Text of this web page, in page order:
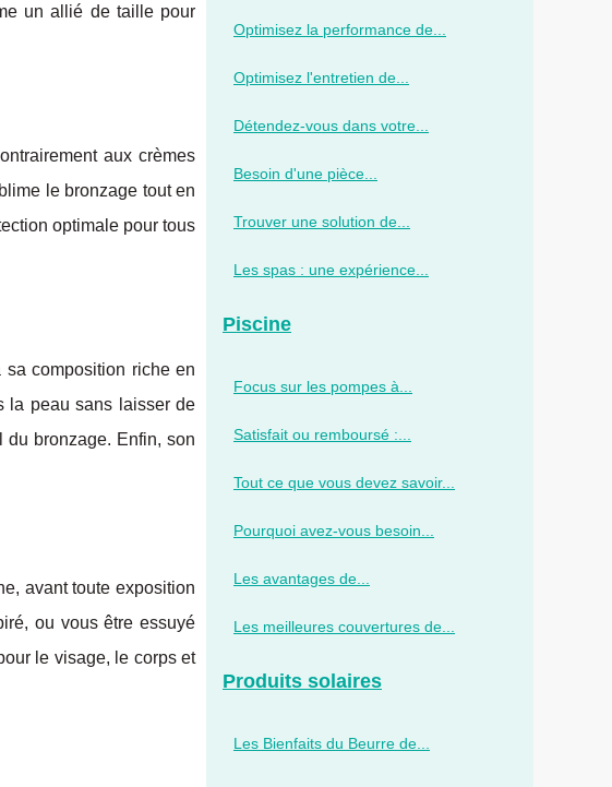
un allié de taille pour
aux crèmes
le bronzage tout en
optimale pour tous
sa composition riche en
la peau sans laisser de
du bronzage. Enfin, son
avant toute exposition
ou vous être essuyé
le visage, le corps et
Optimisez la performance de...
Optimisez l'entretien de...
Détendez-vous dans votre...
Besoin d'une pièce...
Trouver une solution de...
Les spas : une expérience...
Piscine
Focus sur les pompes à...
Satisfait ou remboursé :...
Tout ce que vous devez savoir...
Pourquoi avez-vous besoin...
Les avantages de...
Les meilleures couvertures de...
Produits solaires
Les Bienfaits du Beurre de...